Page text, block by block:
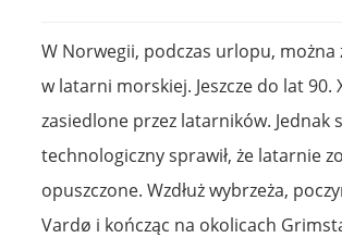
W Norwegii, podczas urlopu, można
w latarni morskiej. Jeszcze do lat 90.
zasiedlone przez latarników. Jednak
technologiczny sprawił, że latarnie
opuszczone. Wzdłuż wybrzeża,
Vardø i kończąc na okolicach